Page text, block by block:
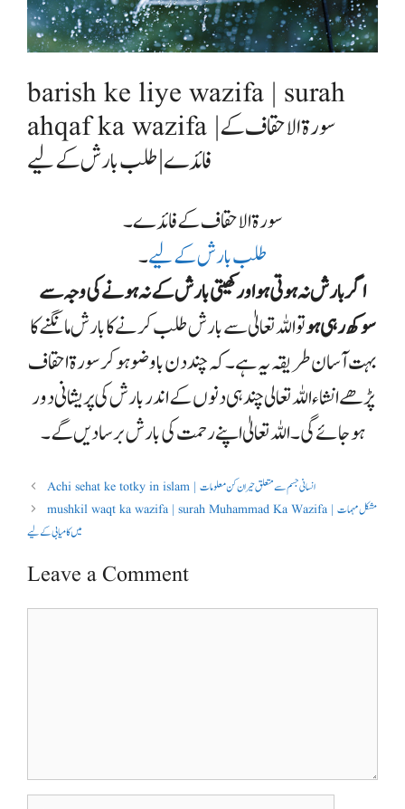
barish ke liye wazifa | surah
ahqaf ka wazifa |سورۃ الاحقاف کے
فائدے | طلب بارش کے لیے
سورۃ الاحقاف کے فائدے ۔
طلب بارش کے لیے۔
اگر بارش نہ ہوتی ہو اور کھیتی بارش کے نہ ہونے کی وجہ سے
سوکھ رہی ہوتو اللہ تعالیٰ سے بارش طلب کرنے کا بارش مانگنے کا
بہت آسان طریقہ یہ ہے ۔ کہ چند دن با وضو ہو کر سورۃ احقاف
پڑھے انشاء اللہ تعالی چند ہی دنوں کے اندر بارش کی پریشانی دور
ہو جائے گی ۔ اللہ تعالیٰ اپنے رحمت کی بارش برسا دیں گے ۔
Achi sehat ke totky in islam | انسانی جسم سے متعلق حیران کن معلومات
mushkil waqt ka wazifa | surah Muhammad Ka Wazifa | مشکل مہمات
میں کامیابی کے لیے
Leave a Comment